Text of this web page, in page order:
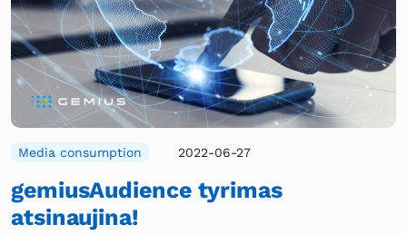
Media consumption 2022-06-27
gemiusAudience tyrimas
atsinaujina!